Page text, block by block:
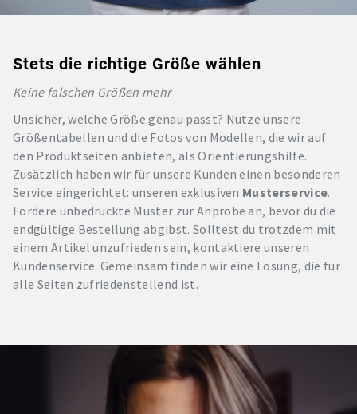
Stets die richtige Größe wählen
Keine falschen Größen mehr
Unsicher, welche Größe genau passt? Nutze unsere
Größentabellen und die Fotos von Modellen, die wir auf
den Produktseiten anbieten, als Orientierungshilfe.
Zusätzlich haben wir für unsere Kunden einen besonderen
Service eingerichtet: unseren exklusiven Musterservice.
Fordere unbedruckte Muster zur Anprobe an, bevor du die
endgültige Bestellung abgibst. Solltest du trotzdem mit
einem Artikel unzufrieden sein, kontaktiere unseren
Kundenservice. Gemeinsam finden wir eine Lösung, die für
alle Seiten zufriedenstellend ist.